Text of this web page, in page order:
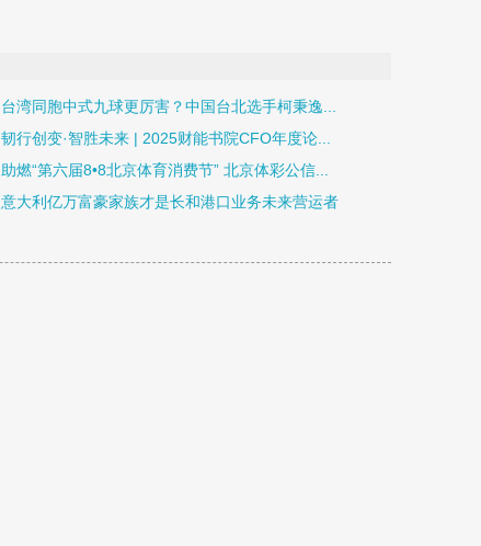
台湾同胞中式九球更厉害？中国台北选手柯秉逸...
韧行创变·智胜未来 | 2025财能书院CFO年度论...
助燃“第六届8•8北京体育消费节” 北京体彩公信...
意大利亿万富豪家族才是长和港口业务未来营运者